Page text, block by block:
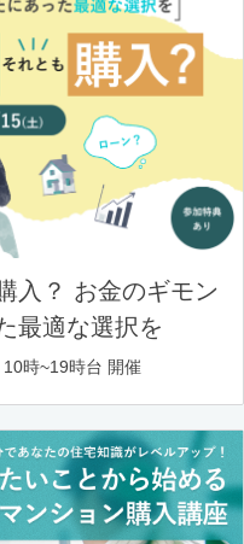
入？ お金のギモン
最適な選択を
時~19時台 開催